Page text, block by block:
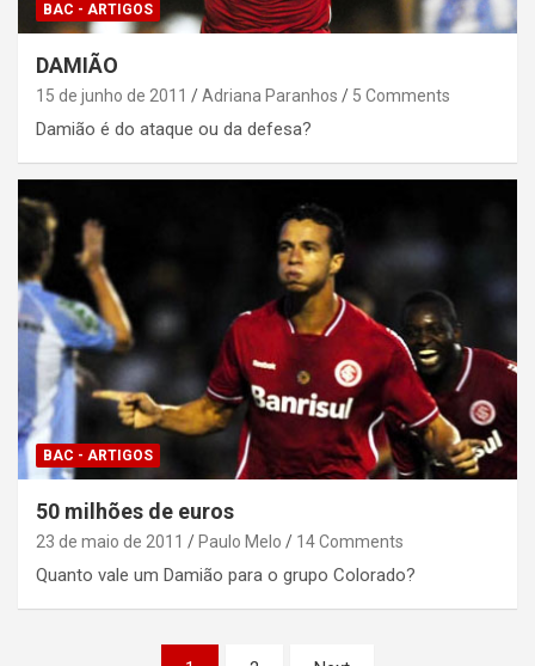
BAC - ARTIGOS
DAMIÃO
15 de junho de 2011 Adriana Paranhos 5 Comments
Damião é do ataque ou da defesa?
BAC - ARTIGOS
50 milhões de euros
23 de maio de 2011 Paulo Melo 14 Comments
Quanto vale um Damião para o grupo Colorado?